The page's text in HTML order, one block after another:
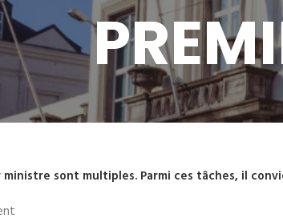
ministre sont multiples. Parmi ces tâches, il